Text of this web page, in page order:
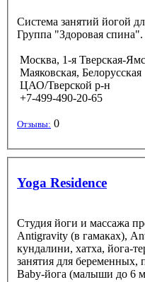
Система занятий йогой
Группа "Здоровая спина".
Москва, 1-я Тверская-
Маяковская, Белорусская
ЦАО/Тверской р-н
+7-499-490-20-65
Отзывы: 0
Yoga Residence
Студия йоги и массажа
Antigravity (в гамаках),
кундалини, хатха, йога-
занятия для беременных,
Baby-йога (малыши до 6